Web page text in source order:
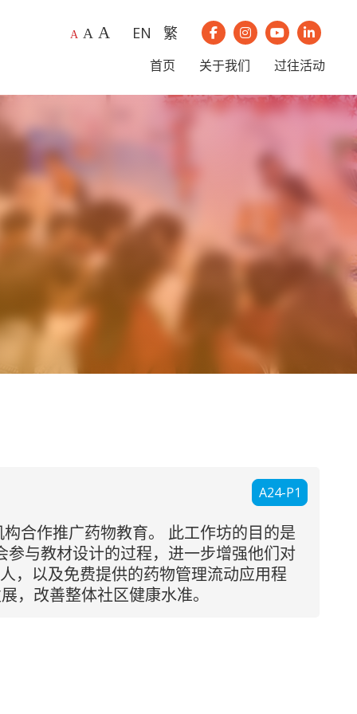
A A A EN 繁 我们的Facebook
我们的Instagram
我们的我们的
首页 关于我们 过往活动
A24-P1
合作推广药物教育。 此工作坊的目的是
与教材设计的过程，进一步增强他们对
，以及免费提供的药物管理流动应用程
，改善整体社区健康水准。